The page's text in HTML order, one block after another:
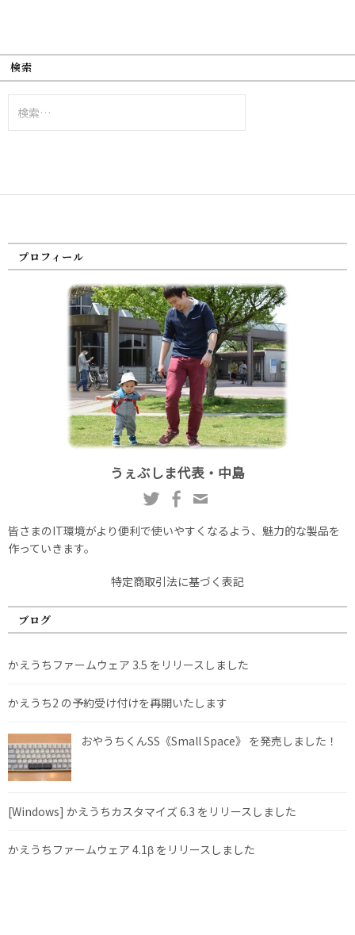
検索
索:
プロフィール
うぇぶしま代表・中島
皆さまのIT環境がより便利で使いやすくなるよう、魅力的な製品を
作っていきます。
特定商取引法に基づく表記
ブログ
かえうちファームウェア 3.5 をリリースしました
かえうち2 の予約受け付けを再開いたします
おやうちくんSS《Small Space》 を発売しました！
[Windows] かえうちカスタマイズ 6.3 をリリースしました
かえうちファームウェア 4.1β をリリースしました